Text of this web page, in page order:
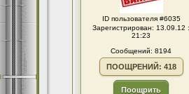
ID пользователя #6035
Зарегистрирован: 13.09.12 :
21:23
Сообщений: 8194
ПООЩРЕНИЙ: 418
Поощрить